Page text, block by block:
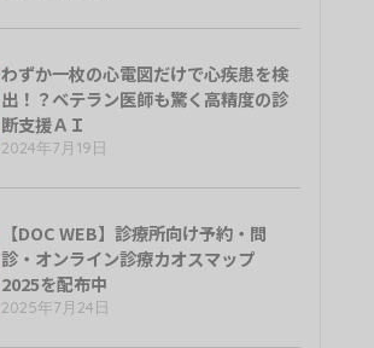
わずか一枚の心電図だけで心疾患を検
出！？ベテラン医師も驚く高精度の診
断支援ＡＩ
2024年7月19日
【DOC WEB】診療所向け予約・問
診・オンライン診療カオスマップ
2025を配布中
2025年7月24日